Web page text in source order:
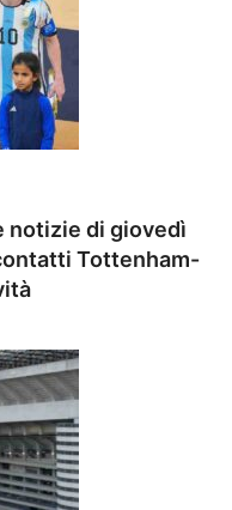
notizie di giovedì
Tottenham-